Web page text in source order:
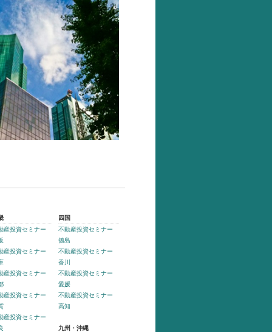
産投資セミナー
産投資セミナー
産投資セミナー
産投資セミナー
産投資セミナー
四国
不動産投資セミナー
徳島
不動産投資セミナー
香川
不動産投資セミナー
愛媛
不動産投資セミナー
高知
九州・沖縄